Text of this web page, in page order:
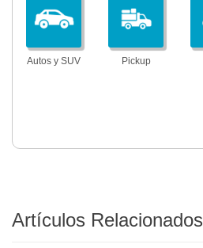
Autos y SUV Pickup
Artículos Relacionados